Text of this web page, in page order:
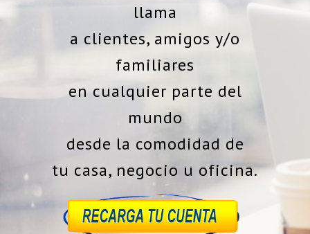
llama
a clientes, amigos y/o
familiares
en cualquier parte del
mundo
desde la comodidad de
tu casa, negocio u oficina.